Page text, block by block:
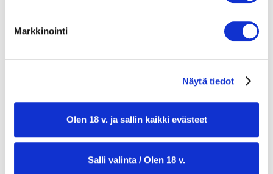
Markkinointi
Näytä tiedot
Olen 18 v. ja sallin kaikki evästeet
Salli valinta / Olen 18 v.
valmistusaika:20 min
annosmäärä:1